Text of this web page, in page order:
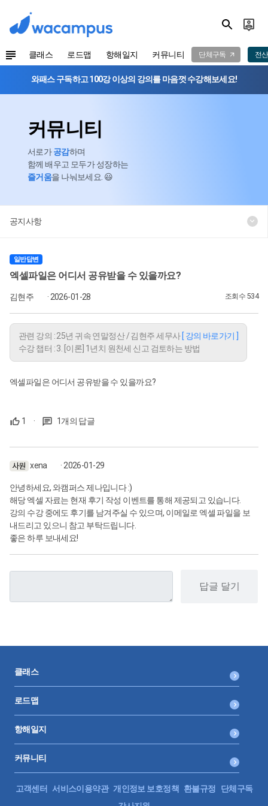
클래스 로드맵 항해일지 커뮤니티 단체구독 전
와패스 구독하고 100강 이상의 강의를 마음껏 수강해보세요!
커뮤니티
서로가공감하며
함께 배우고 모두가 성장하는
즐거움을 나눠보세요. 😃
공지사항
일반답변
엑셀파일은 어디서 공유받을 수 있을까요?
김현주 · 2026-01-28 조회수 534
관련 강의 : 25년 귀속 연말정산 / 김현주 세무사 [ 강의 바로가기 ]
수강 챕터 : 3. [이론] 1년치 원천세 신고 검토하는 방법
엑셀파일은 어디서 공유받을 수 있을까요?
1 · 1개의 답글
xena · 2026-01-29
안녕하세요, 와캠퍼스 제나입니다 :)
해당 엑셀 자료는 현재 후기 작성 이벤트를 통해 제공되고 있습니다.
강의 수강 중에도 후기를 남겨주실 수 있으며, 이메일로 엑셀 파일을 보
내드리고 있으니 참고 부탁드립니다.
좋은 하루 보내세요!
답글 달기
클래스
로드맵
항해일지
커뮤니티
고객센터 서비스이용약관 개인정보 보호정책 환불규정
단체구독